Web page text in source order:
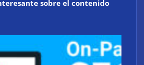
sobre el contenido